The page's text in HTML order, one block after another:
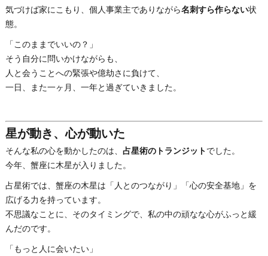
気づけば家にこもり、個人事業主でありながら名刺すら作らない状
態。
「このままでいいの？」
そう自分に問いかけながらも、
人と会うことへの緊張や億劫さに負けて、
一日、また一ヶ月、一年と過ぎていきました。
星が動き、心が動いた
そんな私の心を動かしたのは、 占星術のトランジットでした。
今年、蟹座に木星が入りました。
占星術では、蟹座の木星は「人とのつながり」「心の安全基地」を
広げる力を持っています。
不思議なことに、そのタイミングで、私の中の頑なな心がふっと緩
んだのです。
「もっと人に会いたい」